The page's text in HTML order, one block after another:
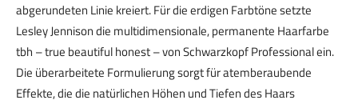
abgerundeten Linie kreiert. Für die erdigen Farbtöne setzte
Lesley Jennison die multidimensionale, permanente Haarfarbe
tbh – true beautiful honest – von Schwarzkopf Professional ein.
Die überarbeitete Formulierung sorgt für atemberaubende
Effekte, die die natürlichen Höhen und Tiefen des Haars